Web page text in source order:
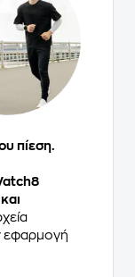
πίεση.
εφαρμογή